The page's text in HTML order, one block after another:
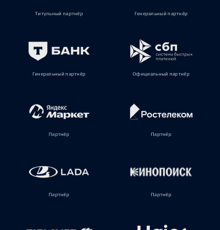
Титульный партнёр Генеральный партнёр
Генеральный партнёр Официальный партнёр
Партнёр Партнёр
Партнёр Партнёр